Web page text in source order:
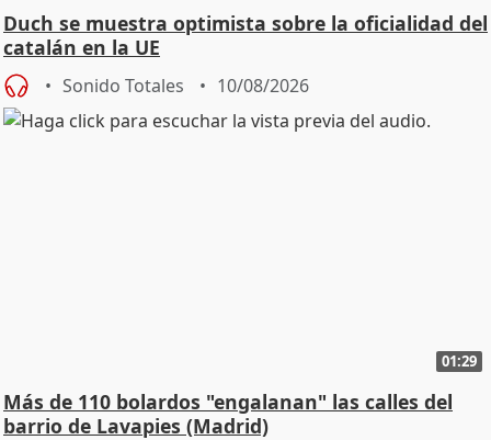
Duch se muestra optimista sobre la oficialidad del
catalán en la UE
Sonido Totales 10/08/2026
01:29
Más de 110 bolardos "engalanan" las calles del
barrio de Lavapies (Madrid)